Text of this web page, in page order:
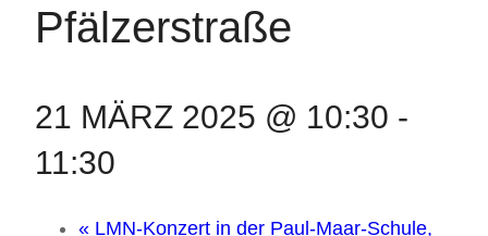
Pfälzerstraße
21 MÄRZ 2025 @ 10:30 -
11:30
« LMN-Konzert in der Paul-Maar-Schule,